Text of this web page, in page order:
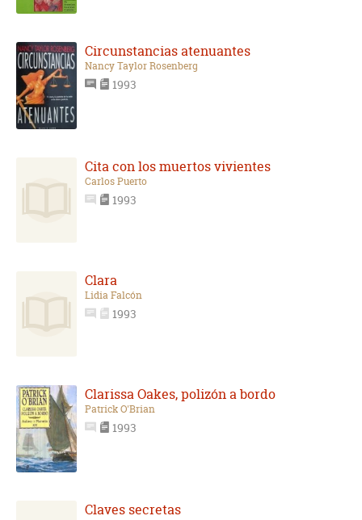
Circunstancias atenuantes
Nancy Taylor Rosenberg
1993
Cita con los muertos vivientes
Carlos Puerto
1993
Clara
Lidia Falcón
1993
Clarissa Oakes, polizón a bordo
Patrick O'Brian
1993
Claves secretas